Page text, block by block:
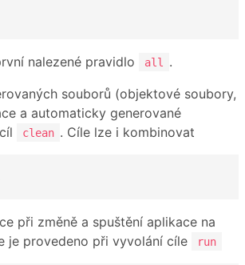
nalezené pravidlo all
.
souborů (objektové soubory,
a automaticky generované
clean . Cíle lze i kombinovat
při změně a spuštění aplikace na
je provedeno při vyvolání cíle
run